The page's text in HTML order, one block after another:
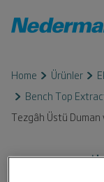
Home Ürünler
Bench Top
Tezgâh Üstü Duman
Tezgâh